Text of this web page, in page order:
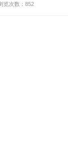
览次数：852